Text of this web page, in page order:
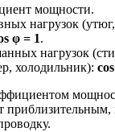
мощности.
нагрузок (утюг,
φ = 1.
нагрузок
холодильник):